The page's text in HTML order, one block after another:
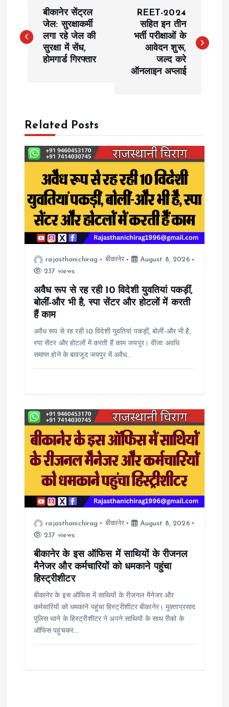
o
a
v
g
a
बीकानेर सेंट्रल
जेल: सुरक्षाकर्मी
लगा रहे जेल की
सुरक्षा में सेंध,
होमगार्ड गिरफ्तार
REET-2024
सहित इन तीन
भर्ती परीक्षाओं के
आवेदन शुरू,
जल्द करे
ऑनलाइन अप्लाई
Related Posts
rajasthanichirag बीकानेर
August 8, 2026
237 views
अवैध रूप से रह रही 10 विदेशी युवतियां पकड़ीं,
बोलीं-और भी है, स्पा सेंटर और होटलों में करती
हैं काम
अवैध रूप से रह रही 10 विदेशी युवतियां पकड़ीं, बोलीं-और भी है,
स्पा सेंटर और होटलों में करती हैं काम जयपुर। वीजा अवधि
समाप्त होने के बावजूद जयपुर में अवैध…
rajasthanichirag बीकानेर
August 8, 2026
237 views
बीकानेर के इस ऑफिस में साथियों के रीजनल
मैनेजर और कर्मचारियों को धमकाने पहुंचा
हिस्ट्रीशीटर
बीकानेर के इस ऑफिस में साथियों के रीजनल मैनेजर और
कर्मचारियों को धमकाने पहुंचा हिस्ट्रीशीटर बीकानेर। मुक्ताप्रसाद
पुलिस थाने के हिस्ट्रीशीटर ने अपने साथियों के साथ रीको के
ऑफिस पहुंचकर…